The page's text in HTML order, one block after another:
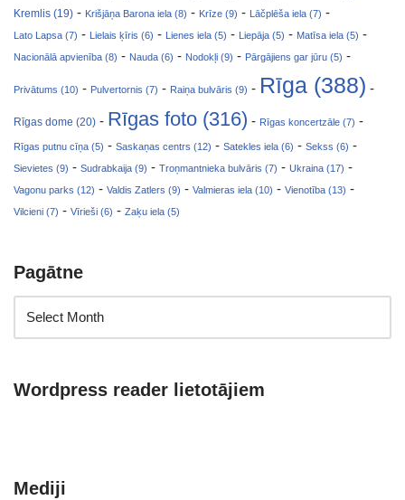
Kremlis (19) - Krišjāņa Barona iela (8) - Krīze (9) - Lāčplēša iela (7) -
Lato Lapsa (7) - Lielais ķīris (6) - Lienes iela (5) - Liepāja (5) - Matīsa iela (5) -
Nacionālā apvienība (8) - Nauda (6) - Nodokļi (9) - Pārgājiens gar jūru (5) -
Privātums (10) - Pulvertornis (7) - Raiņa bulvāris (9) - Rīga (388) -
Rīgas dome (20) - Rīgas foto (316) - Rīgas koncertzāle (7) -
Rīgas putnu cīņa (5) - Saskaņas centrs (12) - Satekles iela (6) - Sekss (6) -
Sievietes (9) - Sudrabkaija (9) - Troņmantnieka bulvāris (7) - Ukraina (17) -
Vagonu parks (12) - Valdis Zatlers (9) - Valmieras iela (10) - Vienotība (13) -
Vilcieni (7) - Vīrieši (6) - Zaķu iela (5)
Pagātne
Wordpress reader lietotājiem
Mediji